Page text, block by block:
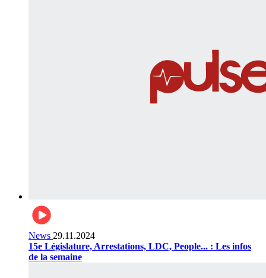
News 29.11.2024
15e Législature, Arrestations, LDC, People... : Les infos
de la semaine